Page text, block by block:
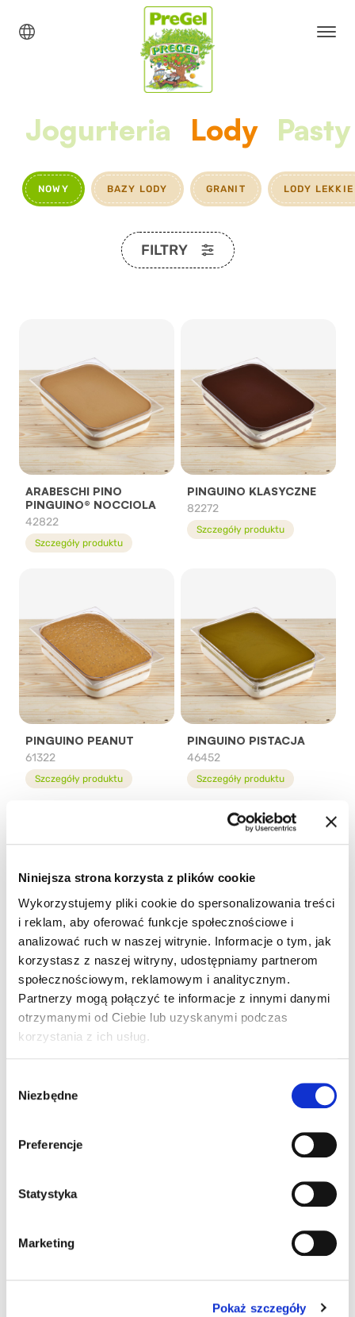
Niniejsza strona korzysta z plików cookie
Wykorzystujemy pliki cookie do spersonalizowania treści
i reklam, aby oferować funkcje społecznościowe i
analizować ruch w naszej witrynie. Informacje o tym, jak
korzystasz z naszej witryny, udostępniamy partnerom
społecznościowym, reklamowym i analitycznym.
Partnerzy mogą połączyć te informacje z innymi danymi
otrzymanymi od Ciebie lub uzyskanymi podczas
korzystania z ich usług.
zgody
Niezbędne
Preferencje
Statystyka
Marketing
Pokaż szczegóły
Jogurteria Lody Pasty
NOWY BAZY LODY GRANIT LODY LEKKIE
FILTRY
ARABESCHI PINO
PINGUINO® NOCCIOLA
42822
Szczegóły produktu
PINGUINO KLASYCZNE
82272
Szczegóły produktu
PINGUINO PEANUT
61322
Szczegóły produktu
PINGUINO PISTACJA
46452
Szczegóły produktu
PINO PINGUINO®
BIANCO
93502
PINO PINGUINO®
CYTRYNA
95002
KARMEL
Szczegóły produktu Szczegóły produktu